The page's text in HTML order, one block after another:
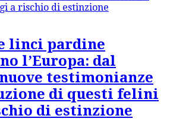
linci pardine
l’Europa: dal
testimonianze
di questi felini
di estinzione